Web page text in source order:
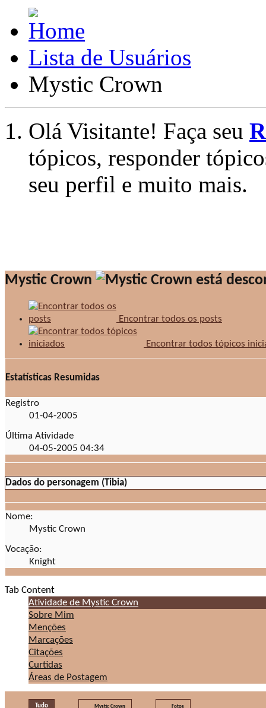
Lista de Usuários
Mystic Crown
Olá Visitante! Faça seu
tópicos, responder
seu perfil e muito mais.
Mystic Crown
Encontrar todos os posts
Encontrar todos tópicos
Estatísticas Resumidas
Registro
01-04-2005
Última Atividade
04-05-2005 04:34
Dados do personagem (Tibia)
Nome:
Mystic Crown
Vocação:
Knight
Tab Content
Atividade de Mystic Crown
Sobre Mim
Menções
Marcações
Citações
Curtidas
Áreas de Postagem
Tudo Mystic Crown Fotos